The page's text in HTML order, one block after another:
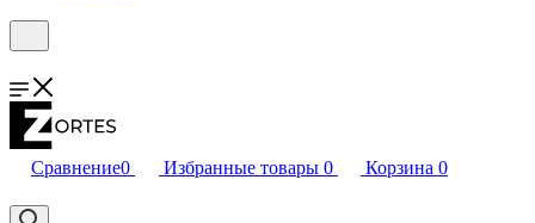
Сравнение0 Избранные товары 0 Корзина 0